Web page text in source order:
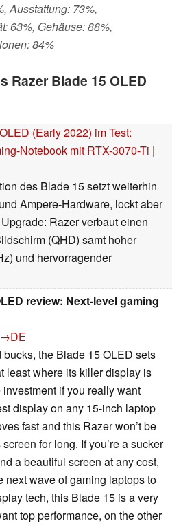
Ausstattung: 73%,
63%, Gehäuse: 88%,
84%
Razer Blade 15 OLED
(Early 2022) im Test:
Notebook mit RTX-3070-Ti |
des Blade 15 setzt weiterhin
Ampere-Hardware, lockt aber
Razer verbaut einen
(QHD) samt hoher
und hervorragender
review: Next-level gaming
the Blade 15 OLED sets
least where its killer display is
investment if you really want
display on any 15-inch laptop
fast and this Razer won’t be
for long. If you’re a sucker
a beautiful screen at any cost,
next wave of gaming laptops to
tech, this Blade 15 is a very
top performance, on the other